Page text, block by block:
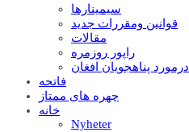
سيمينارها
قوانين ومقررات جديد
مقالات
راپور روزمره
درمورد پناهجويان افغان
فاتحه
چهره های ممتاز
خانه
Nyheter